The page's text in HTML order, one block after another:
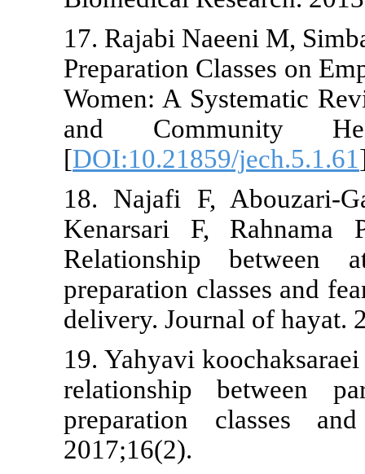
17. Rajabi
Preparation
Women: A
and
[
18. Najafi
Kenarsari
preparation
delivery.
19. Yahyavi
preparation